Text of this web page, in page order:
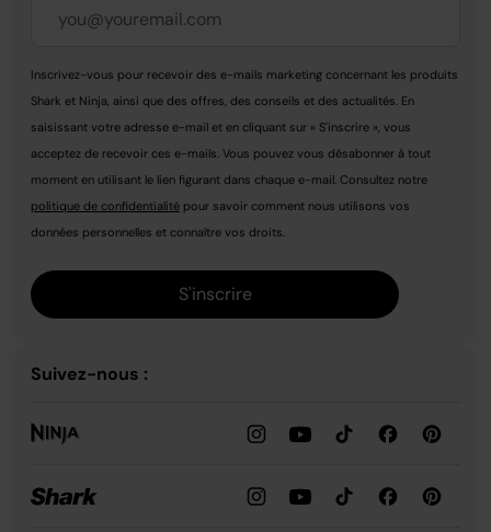
Inscrivez-vous pour recevoir des e-mails marketing concernant les produits
Shark et Ninja, ainsi que des offres, des conseils et des actualités. En
saisissant votre adresse e-mail et en cliquant sur « S'inscrire », vous
acceptez de recevoir ces e-mails. Vous pouvez vous désabonner à tout
moment en utilisant le lien figurant dans chaque e-mail. Consultez notre
politique de confidentialité pour savoir comment nous utilisons vos
données personnelles et connaître vos droits.
S'inscrire
Suivez-nous :